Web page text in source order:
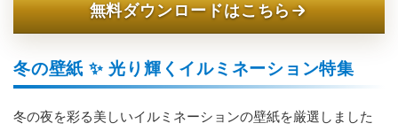
無料ダウンロードはこちら
冬の壁紙 ✨️ 光り輝くイルミネーション特集
冬の夜を彩る美しいイルミネーションの壁紙を厳選しました